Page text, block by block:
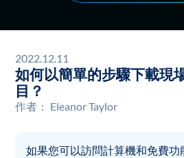
2022.12.11
如何以簡單的步驟下載現
目？
作者： Eleanor Taylor
如果您可以訪問計算機和免費功